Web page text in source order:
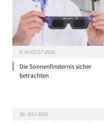
6. AUGUST 2026
Die Sonnenfinsternis sicher
betrachten
30. JULI 2026